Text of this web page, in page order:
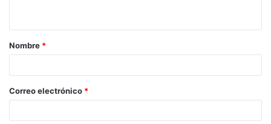
Nombre *
Correo electrónico *